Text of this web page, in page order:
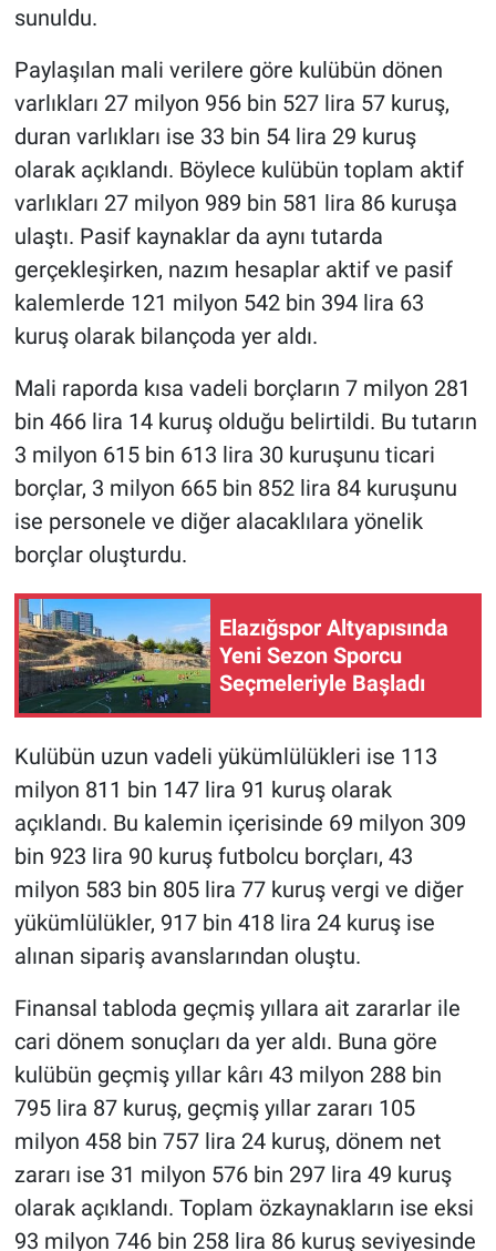
sunuldu.
Paylaşılan mali verilere göre kulübün dönen
varlıkları 27 milyon 956 bin 527 lira 57 kuruş,
duran varlıkları ise 33 bin 54 lira 29 kuruş
olarak açıklandı. Böylece kulübün toplam aktif
varlıkları 27 milyon 989 bin 581 lira 86 kuruşa
ulaştı. Pasif kaynaklar da aynı tutarda
gerçekleşirken, nazım hesaplar aktif ve pasif
kalemlerde 121 milyon 542 bin 394 lira 63
kuruş olarak bilançoda yer aldı.
Mali raporda kısa vadeli borçların 7 milyon 281
bin 466 lira 14 kuruş olduğu belirtildi. Bu tutarın
3 milyon 615 bin 613 lira 30 kuruşunu ticari
borçlar, 3 milyon 665 bin 852 lira 84 kuruşunu
ise personele ve diğer alacaklılara yönelik
borçlar oluşturdu.
Elazığspor Altyapısında
Yeni Sezon Sporcu
Seçmeleriyle Başladı
Kulübün uzun vadeli yükümlülükleri ise 113
milyon 811 bin 147 lira 91 kuruş olarak
açıklandı. Bu kalemin içerisinde 69 milyon 309
bin 923 lira 90 kuruş futbolcu borçları, 43
milyon 583 bin 805 lira 77 kuruş vergi ve diğer
yükümlülükler, 917 bin 418 lira 24 kuruş ise
alınan sipariş avanslarından oluştu.
Finansal tabloda geçmiş yıllara ait zararlar ile
cari dönem sonuçları da yer aldı. Buna göre
kulübün geçmiş yıllar kârı 43 milyon 288 bin
795 lira 87 kuruş, geçmiş yıllar zararı 105
milyon 458 bin 757 lira 24 kuruş, dönem net
zararı ise 31 milyon 576 bin 297 lira 49 kuruş
olarak açıklandı. Toplam özkaynakların ise eksi
93 milyon 746 bin 258 lira 86 kuruş seviyesinde